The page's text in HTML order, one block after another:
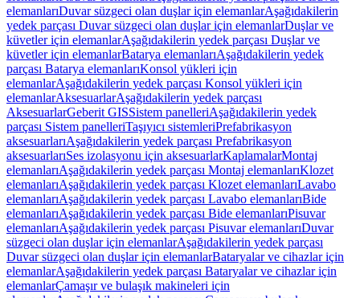
elemanlarıDuvar süzgeci olan duşlar için elemanlarAşağıdakilerin
yedek parçası Duvar süzgeci olan duşlar için elemanlarDuşlar ve
küvetler için elemanlarAşağıdakilerin yedek parçası Duşlar ve
küvetler için elemanlarBatarya elemanlarıAşağıdakilerin yedek
parçası Batarya elemanlarıKonsol yükleri için
elemanlarAşağıdakilerin yedek parçası Konsol yükleri için
elemanlarAksesuarlarAşağıdakilerin yedek parçası
AksesuarlarGeberit GISSistem panelleriAşağıdakilerin yedek
parçası Sistem panelleriTaşıyıcı sistemleriPrefabrikasyon
aksesuarlarıAşağıdakilerin yedek parçası Prefabrikasyon
aksesuarlarıSes izolasyonu için aksesuarlarKaplamalarMontaj
elemanlarıAşağıdakilerin yedek parçası Montaj elemanlarıKlozet
elemanlarıAşağıdakilerin yedek parçası Klozet elemanlarıLavabo
elemanlarıAşağıdakilerin yedek parçası Lavabo elemanlarıBide
elemanlarıAşağıdakilerin yedek parçası Bide elemanlarıPisuvar
elemanlarıAşağıdakilerin yedek parçası Pisuvar elemanlarıDuvar
süzgeci olan duşlar için elemanlarAşağıdakilerin yedek parçası
Duvar süzgeci olan duşlar için elemanlarBataryalar ve cihazlar için
elemanlarAşağıdakilerin yedek parçası Bataryalar ve cihazlar için
elemanlarÇamaşır ve bulaşık makineleri için